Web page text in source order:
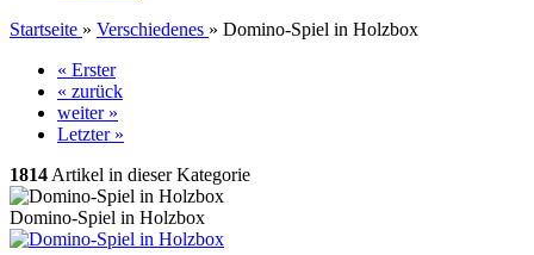
Startseite » Verschiedenes » Domino-Spiel in Holzbox
« Erster
« zurück
weiter »
Letzter »
1814 Artikel in dieser Kategorie
Domino-Spiel in Holzbox